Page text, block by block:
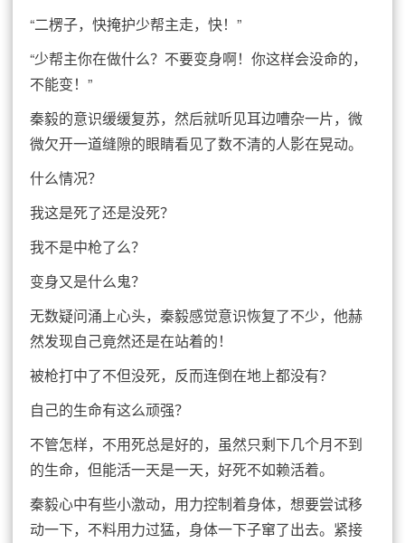
“二楞子，快掩护少帮主走，快！”
“少帮主你在做什么？不要变身啊！你这样会没命的，
不能变！”
秦毅的意识缓缓复苏，然后就听见耳边嘈杂一片，微
微欠开一道缝隙的眼睛看见了数不清的人影在晃动。
什么情况？
我这是死了还是没死？
我不是中枪了么？
变身又是什么鬼？
无数疑问涌上心头，秦毅感觉意识恢复了不少，他赫
然发现自己竟然还是在站着的！
被枪打中了不但没死，反而连倒在地上都没有？
自己的生命有这么顽强？
不管怎样，不用死总是好的，虽然只剩下几个月不到
的生命，但能活一天是一天，好死不如赖活着。
秦毅心中有些小激动，用力控制着身体，想要尝试移
动一下，不料用力过猛，身体一下子窜了出去。紧接